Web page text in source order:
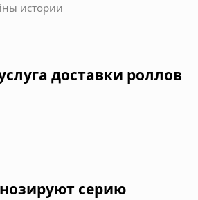
истории
доставки роллов
серию